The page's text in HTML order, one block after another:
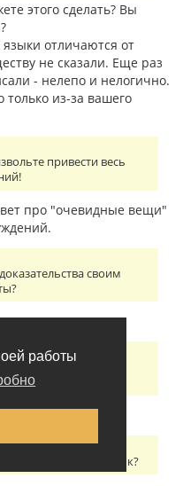
работы
этого сделать? Вы
отличаются от
не сказали. Еще раз
- нелепо и нелогично.
только из-за вашего
привести весь
про "очевидные вещи"
своим
- это не моя вина.
он был создан
создания.
про чешский язык?